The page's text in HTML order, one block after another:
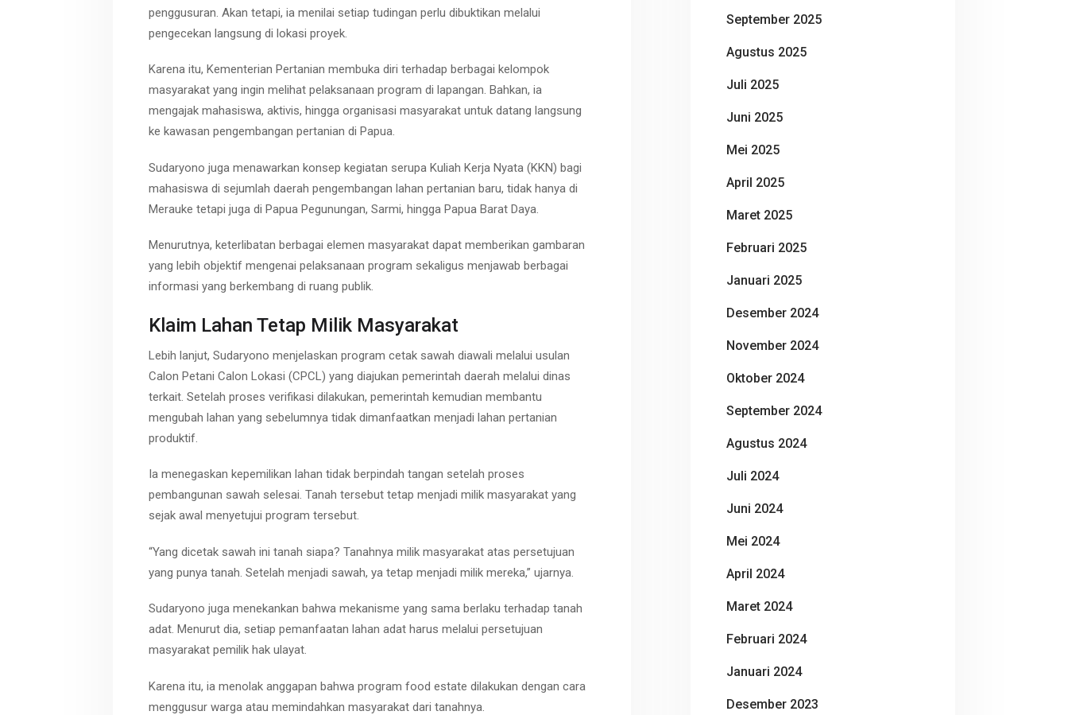
penggusuran. Akan tetapi, ia menilai setiap tudingan perlu dibuktikan melalui
pengecekan langsung di lokasi proyek.
Karena itu, Kementerian Pertanian membuka diri terhadap berbagai kelompok
masyarakat yang ingin melihat pelaksanaan program di lapangan. Bahkan, ia
mengajak mahasiswa, aktivis, hingga organisasi masyarakat untuk datang langsung
ke kawasan pengembangan pertanian di Papua.
Sudaryono juga menawarkan konsep kegiatan serupa Kuliah Kerja Nyata (KKN) bagi
mahasiswa di sejumlah daerah pengembangan lahan pertanian baru, tidak hanya di
Merauke tetapi juga di Papua Pegunungan, Sarmi, hingga Papua Barat Daya.
Menurutnya, keterlibatan berbagai elemen masyarakat dapat memberikan gambaran
yang lebih objektif mengenai pelaksanaan program sekaligus menjawab berbagai
informasi yang berkembang di ruang publik.
Klaim Lahan Tetap Milik Masyarakat
Lebih lanjut, Sudaryono menjelaskan program cetak sawah diawali melalui usulan
Calon Petani Calon Lokasi (CPCL) yang diajukan pemerintah daerah melalui dinas
terkait. Setelah proses verifikasi dilakukan, pemerintah kemudian membantu
mengubah lahan yang sebelumnya tidak dimanfaatkan menjadi lahan pertanian
produktif.
Ia menegaskan kepemilikan lahan tidak berpindah tangan setelah proses
pembangunan sawah selesai. Tanah tersebut tetap menjadi milik masyarakat yang
sejak awal menyetujui program tersebut.
“Yang dicetak sawah ini tanah siapa? Tanahnya milik masyarakat atas persetujuan
yang punya tanah. Setelah menjadi sawah, ya tetap menjadi milik mereka,” ujarnya.
Sudaryono juga menekankan bahwa mekanisme yang sama berlaku terhadap tanah
adat. Menurut dia, setiap pemanfaatan lahan adat harus melalui persetujuan
masyarakat pemilik hak ulayat.
Karena itu, ia menolak anggapan bahwa program food estate dilakukan dengan cara
menggusur warga atau memindahkan masyarakat dari tanahnya.
September 2025
Agustus 2025
Juli 2025
Juni 2025
Mei 2025
April 2025
Maret 2025
Februari 2025
Januari 2025
Desember 2024
November 2024
Oktober 2024
September 2024
Agustus 2024
Juli 2024
Juni 2024
Mei 2024
April 2024
Maret 2024
Februari 2024
Januari 2024
Desember 2023